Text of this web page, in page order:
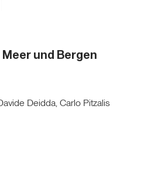
und Bergen
Deidda, Carlo Pitzalis